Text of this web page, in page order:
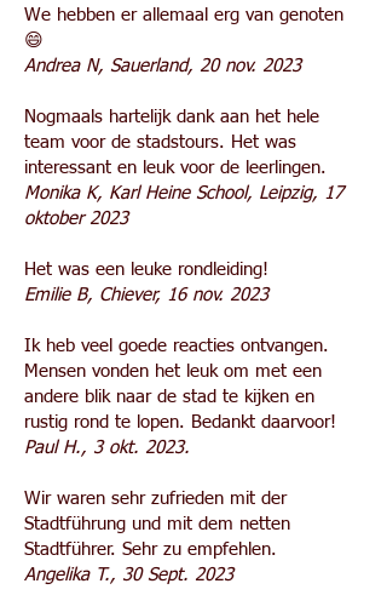
We hebben er allemaal erg van genoten
😄
Andrea N, Sauerland, 20 nov. 2023
Nogmaals hartelijk dank aan het hele
team voor de stadstours. Het was
interessant en leuk voor de leerlingen.
Monika K, Karl Heine School, Leipzig, 17
oktober 2023
Het was een leuke rondleiding!
Emilie B, Chiever, 16 nov. 2023
Ik heb veel goede reacties ontvangen.
Mensen vonden het leuk om met een
andere blik naar de stad te kijken en
rustig rond te lopen. Bedankt daarvoor!
Paul H., 3 okt. 2023.
Wir waren sehr zufrieden mit der
Stadtführung und mit dem netten
Stadtführer. Sehr zu empfehlen.
Angelika T., 30 Sept. 2023